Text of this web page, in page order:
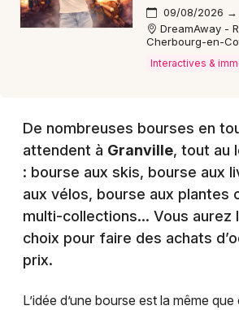
Je m'abonne
09/08/2026 →
DreamAway -
Cherbourg-en-
Interactives &
De nombreuses bourses en
attendent à Granville, tout au
: bourse aux skis, bourse aux
aux vélos, bourse aux plantes
multi-collections… Vous aurez
choix pour faire des achats
prix.
L’idée d’une bourse est la même que